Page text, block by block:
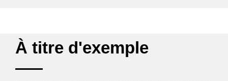
À titre d'exemple